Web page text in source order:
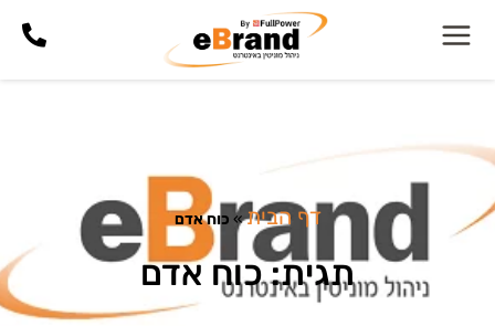
דף הבית» כוח אדם
תגית: כוח אדם